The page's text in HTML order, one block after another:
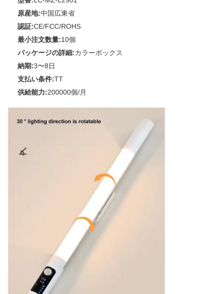
原産地:中国広東省
認証:CE/FCC/ROHS
最小注文数量:10個
パッケージの詳細:カラーボックス
納期:3〜8日
支払い条件:TT
供給能力:200000個/月